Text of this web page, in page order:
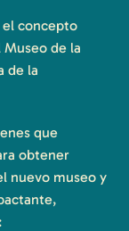
el concepto
de la
de la
que
obtener
nuevo museo y